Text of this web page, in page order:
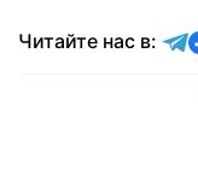
Читайте нас в: